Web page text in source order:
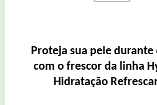
Proteja sua pele durante
com o frescor da linha
Hidratação